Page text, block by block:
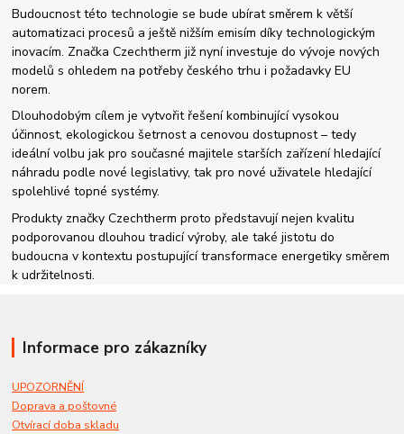
Budoucnost této technologie se bude ubírat směrem k větší
automatizaci procesů a ještě nižším emisím díky technologickým
inovacím. Značka Czechtherm již nyní investuje do vývoje nových
modelů s ohledem na potřeby českého trhu i požadavky EU
norem.
Dlouhodobým cílem je vytvořit řešení kombinující vysokou
účinnost, ekologickou šetrnost a cenovou dostupnost – tedy
ideální volbu jak pro současné majitele starších zařízení hledající
náhradu podle nové legislativy, tak pro nové uživatele hledající
spolehlivé topné systémy.
Produkty značky Czechtherm proto představují nejen kvalitu
podporovanou dlouhou tradicí výroby, ale také jistotu do
budoucna v kontextu postupující transformace energetiky směrem
k udržitelnosti.
Informace pro zákazníky
UPOZORNĚNÍ
Doprava a poštovné
Otvírací doba skladu